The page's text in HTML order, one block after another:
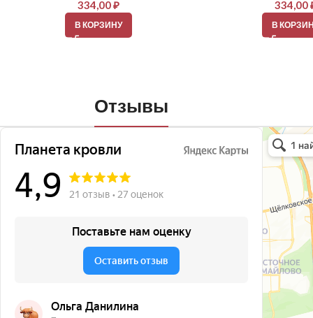
334,00₽
В КОРЗИНУ
334,00
В
Отзывы
Планета
Кровля и
Окна в